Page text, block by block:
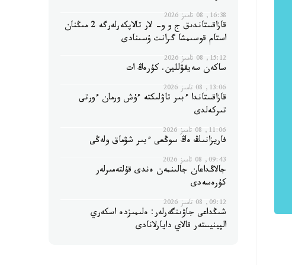
16:38, 08 تامىز 2026
قازاقستاندىق ج و و- لار تالاپكەرلەرگە 2 مىڭنان
استام قوسىمشا گرانت ۇسىنادى
15:12, 08 تامىز 2026
ساكەن سەيفۋللين. كۇرەڭ ات
13:06, 08 تامىز 2026
قازاقستاندا ءبىر تاۋلىكتە ءۇش ورمان ءورتى
تىركەلدى
11:06, 08 تامىز 2026
فاريزانىڭ ەڭ سوڭعى ءبىر شۋماق ولەڭى
09:43, 08 تامىز 2026
جالاڭداعان جالىنمەن ەندى قۇلتەمىرلەر
كۇرەسەدى
09:12, 08 تامىز 2026
شىڭداعى جاۋىنگەرلەر: ەلىمىزدە اسكەري
الپينيستەر قالاي دايارلانادى